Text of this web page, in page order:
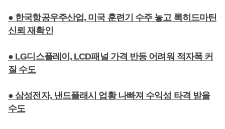
● 한국항공우주산업, 미국 훈련기 수주 놓고 록히드마틴
신뢰 재확인
● LG디스플레이, LCD패널 가격 반등 어려워 적자폭 커
질 수도
● 삼성전자, 낸드플래시 업황 나빠져 수익성 타격 받을
수도